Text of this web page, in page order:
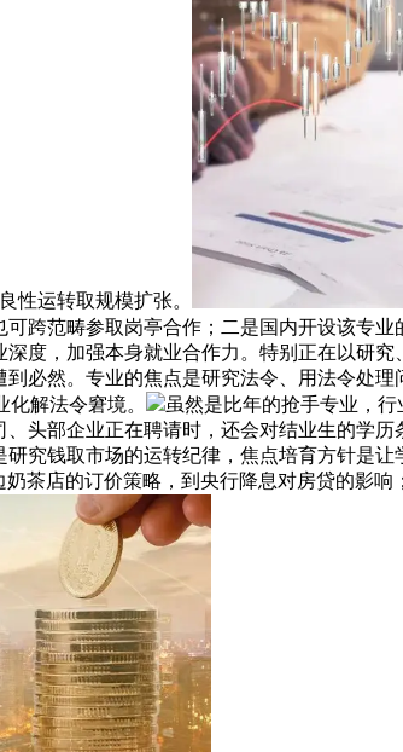
运转取规模扩张。
跨范畴参取岗亭合作；二是国内开设该专
度，加强本身就业合作力。特别正在以研
必然。专业的焦点是研究法令、用法令处
解法令窘境。
虽然是比年的抢手专业，
头部企业正在聘请时，还会对结业生的学
究钱取市场的运转纪律，焦点培育方针是
茶店的订价策略，到央行降息对房贷的影